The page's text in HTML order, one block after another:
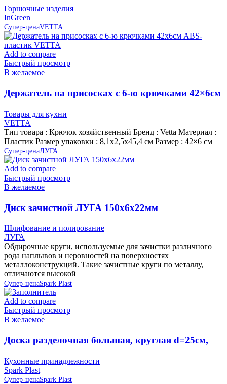
Горшочные изделия
InGreen
Супер-ценаVETTA
Add to compare
Быстрый просмотр
В желаемое
Держатель на присосках с 6-ю крючками 42×6см
Товары для кухни
VETTA
Тип товара : Крючок хозяйственный Бренд : Vetta Материал :
Пластик Размер упаковки : 8,1х2,5х45,4 см Размер : 42×6 см
Супер-ценаЛУГА
Add to compare
Быстрый просмотр
В желаемое
Диск зачистной ЛУГА 150х6х22мм
Шлифование и полирование
ЛУГА
Обдирочные круги, используемые для зачистки различного
рода наплывов и неровностей на поверхностях
металлоконструкций. Такие зачистные круги по металлу,
отличаются высокой
Супер-ценаSpark Plast
Add to compare
Быстрый просмотр
В желаемое
Доска разделочная большая, круглая d=25см,
Кухонные принадлежности
Spark Plast
Супер-ценаSpark Plast